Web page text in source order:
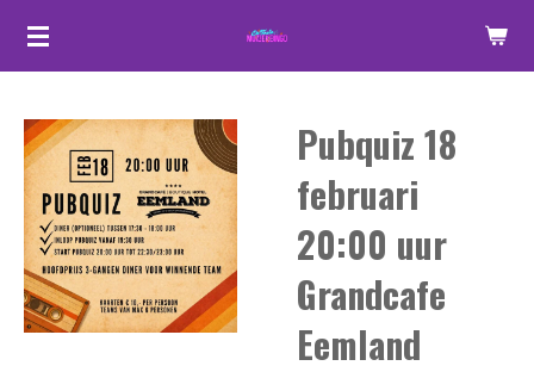
Ga
de
hoofdinhoud
Pubquiz 18
februari
20:00 uur
Grandcafe
Eemland